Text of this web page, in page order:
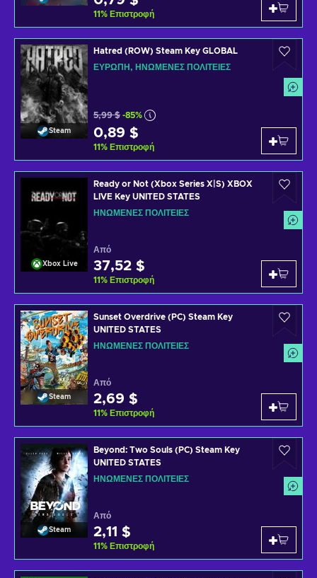
11% Επιστροφή
Steam
Hatred (ROW) Steam Key GLOBAL
ΕΥΡΏΠΗ, ΗΝΩΜΈΝΕΣ ΠΟΛΙΤΕΊΕΣ
5,99 $ -85%
0,89 $
11% Επιστροφή
Xbox Live
Ready or Not (Xbox Series X|S) XBOX
LIVE Key UNITED STATES
ΗΝΩΜΈΝΕΣ ΠΟΛΙΤΕΊΕΣ
Από
37,52 $
11% Επιστροφή
Steam
Sunset Overdrive (PC) Steam Key
UNITED STATES
ΗΝΩΜΈΝΕΣ ΠΟΛΙΤΕΊΕΣ
Από
2,69 $
11% Επιστροφή
Steam
Beyond: Two Souls (PC) Steam Key
UNITED STATES
ΗΝΩΜΈΝΕΣ ΠΟΛΙΤΕΊΕΣ
Από
2,11 $
11% Επιστροφή